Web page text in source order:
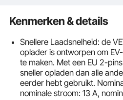
Kenmerken & details
Snellere Laadsnelheid: de
oplader is ontworpen om
te maken. Met een EU 2-
sneller opladen dan alle
eerder hebt gebruikt.
nominale stroom: 13 A,